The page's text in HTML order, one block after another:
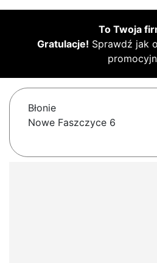
To Twoja
Gratulacje! Sprawdź jak
Błonie
Nowe Faszczyce 6